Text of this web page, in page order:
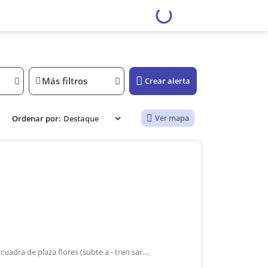
Más filtros Crear alerta
Ordenar por: Ver mapa
Amplio y luminoso 3 ambientes sobre av. Rivadavia a una cuadra de plaza flores (subte a - tren sarmiento - metrobus). Posee calefacción por loza radiante en toda la superficie y agua caliente central. Habitación principal de piso parqué y gran placard. Segunda habitación de piso parqué con placard sobre pasillo distribuidor. Amplio living de piso parqué y gran ventanal. Cocina independiente con muebles en bajo y alto mesada. Lavadero independiente con conexión para lavarropas automático y entrada de servicio. Baño completo remodelado. El servicio de agua esta incluido en las expensas. Muy luminoso y ventilado, con sol de atardecer. Digno de ver.